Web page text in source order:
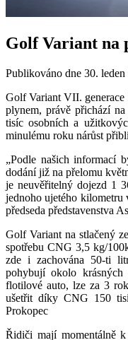
Golf Variant na
Publikováno dne 30. leden
Golf Variant VII.
plynem, právě přichází
tisíc osobních a
minulému roku nárůst
„Podle našich informací
dodání již na přelomu
je neuvěřitelný dojezd 1
jednoho ujetého
předseda představenstva
Golf Variant na stlačený
spotřebu CNG 3,5 kg/
zde i zachována 50-ti
pohybují okolo
flotilové auto, lze za 3
ušetřit díky CNG 150
Prokopec
Řidiči mají momentálně